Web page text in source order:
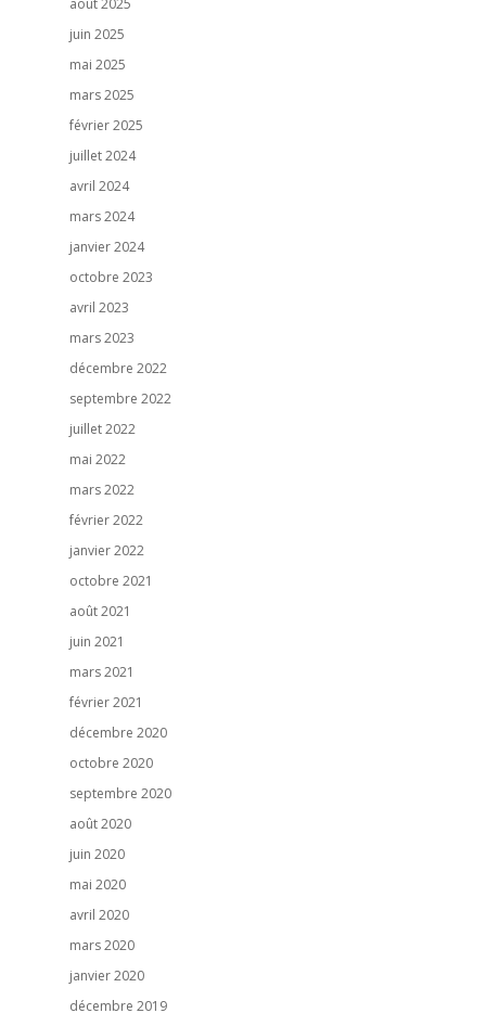
août 2025
juin 2025
mai 2025
mars 2025
février 2025
juillet 2024
avril 2024
mars 2024
janvier 2024
octobre 2023
avril 2023
mars 2023
décembre 2022
septembre 2022
juillet 2022
mai 2022
mars 2022
février 2022
janvier 2022
octobre 2021
août 2021
juin 2021
mars 2021
février 2021
décembre 2020
octobre 2020
septembre 2020
août 2020
juin 2020
mai 2020
avril 2020
mars 2020
janvier 2020
décembre 2019